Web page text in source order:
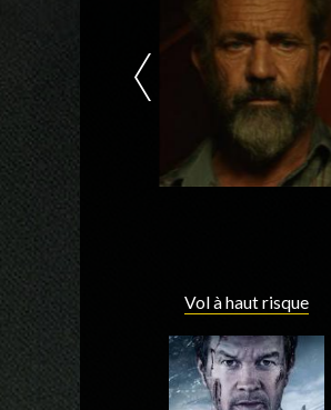
Vol à haut risque